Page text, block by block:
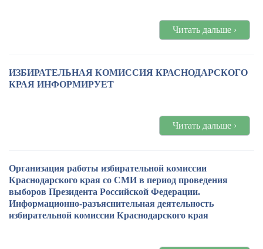
Читать дальше ›
ИЗБИРАТЕЛЬНАЯ КОМИССИЯ КРАСНОДАРСКОГО
КРАЯ ИНФОРМИРУЕТ
Читать дальше ›
Организация работы избирательной комиссии
Краснодарского края со СМИ в период проведения
выборов Президента Российской Федерации.
Информационно-разъяснительная деятельность
избирательной комиссии Краснодарского края